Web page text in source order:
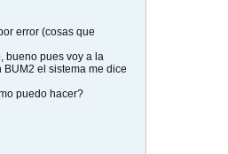
error (cosas que
bueno pues voy a la
el sistema me dice
puedo hacer?